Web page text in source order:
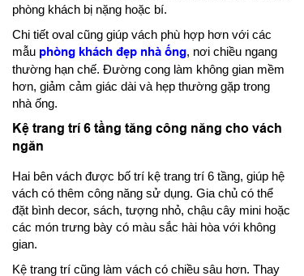
phòng khách bị nặng hoặc bí.
Chi tiết oval cũng giúp vách phù hợp hơn với các
mẫu phòng khách đẹp nhà ống, nơi chiều ngang
thường hạn chế. Đường cong làm không gian mềm
hơn, giảm cảm giác dài và hẹp thường gặp trong
nhà ống.
Kệ trang trí 6 tầng tăng công năng cho vách
ngăn
Hai bên vách được bố trí kệ trang trí 6 tầng, giúp hệ
vách có thêm công năng sử dụng. Gia chủ có thể
đặt bình decor, sách, tượng nhỏ, chậu cây mini hoặc
các món trưng bày có màu sắc hài hòa với không
gian.
Kệ trang trí cũng làm vách có chiều sâu hơn. Thay